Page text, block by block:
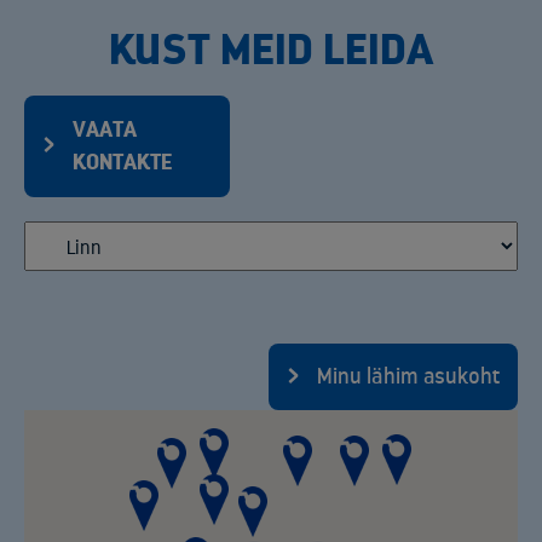
KUST MEID LEIDA
VAATA
KONTAKTE
Minu lähim asukoht